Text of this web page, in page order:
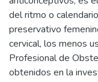
del ritmo o
preservativo
cervical, los menos
Profesional de
obtenidos en la